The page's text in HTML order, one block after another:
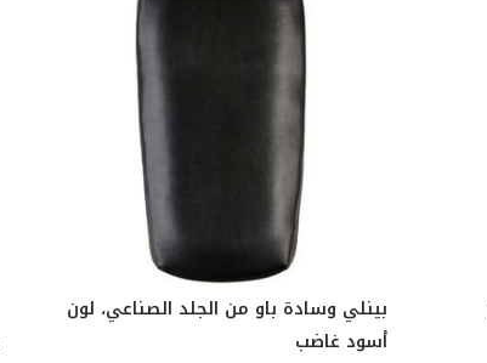
بينلي وسادة باو من الجلد الصناعي، لون
أسود غاضب